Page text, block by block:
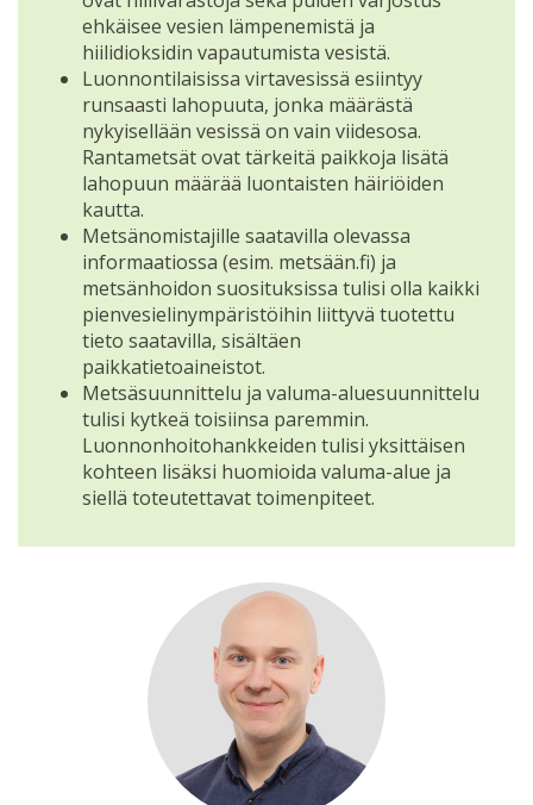
ehkäisee vesien lämpenemistä ja
hiilidioksidin vapautumista vesistä.
Luonnontilaisissa virtavesissä esiintyy
runsaasti lahopuuta, jonka määrästä
nykyisellään vesissä on vain viidesosa.
Rantametsät ovat tärkeitä paikkoja lisätä
lahopuun määrää luontaisten häiriöiden
kautta.
Metsänomistajille saatavilla olevassa
informaatiossa (esim. metsään.fi) ja
metsänhoidon suosituksissa tulisi olla kaikki
pienvesielinympäristöihin liittyvä tuotettu
tieto saatavilla, sisältäen
paikkatietoaineistot.
Metsäsuunnittelu ja valuma-aluesuunnittelu
tulisi kytkeä toisiinsa paremmin.
Luonnonhoitohankkeiden tulisi yksittäisen
kohteen lisäksi huomioida valuma-alue ja
siellä toteutettavat toimenpiteet.